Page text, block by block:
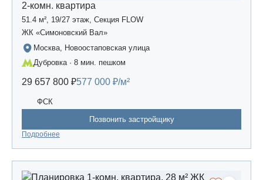
2-комн. квартира
51.4 м², 19/27 этаж, Секция FLOW
ЖК «Симоновский Вал»
Москва, Новоостаповская улица
Дубровка · 8 мин. пешком
29 657 800 ₽577 000 ₽/м²
ФСК
Позвонить застройщику
Подробнее